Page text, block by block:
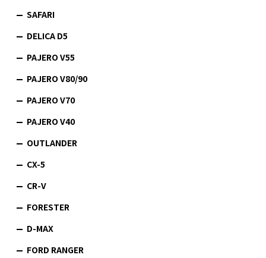
SAFARI
DELICA D5
PAJERO V55
PAJERO V80/90
PAJERO V70
PAJERO V40
OUTLANDER
CX-5
CR-V
FORESTER
D-MAX
FORD RANGER